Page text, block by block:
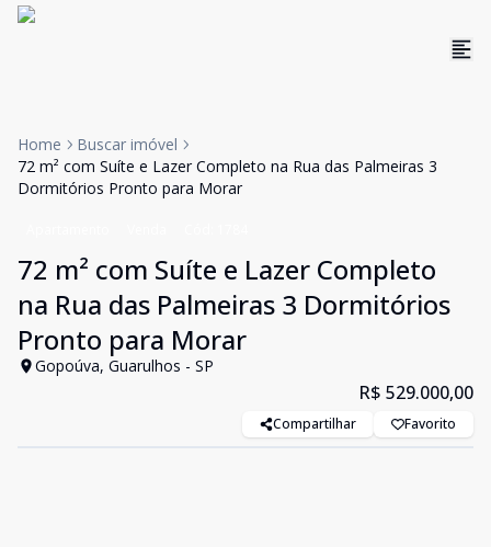
Home
Buscar imóvel
72 m² com Suíte e Lazer Completo na Rua das Palmeiras 3
Dormitórios Pronto para Morar
72 m² com Suíte e Lazer Completo
na Rua das Palmeiras 3 Dormitórios
Pronto para Morar
Gopoúva, Guarulhos - SP
R$ 529.000,00
Compartilhar Favorito